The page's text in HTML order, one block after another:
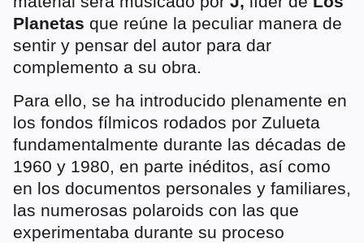
Planetas que reúne la peculiar manera de
sentir y pensar del autor para dar
complemento a su obra.
Para ello, se ha introducido plenamente en
los fondos fílmicos rodados por Zulueta
fundamentalmente durante las décadas de
1960 y 1980, en parte inéditos, así como
en los documentos personales y familiares,
las numerosas polaroids con las que
experimentaba durante su proceso